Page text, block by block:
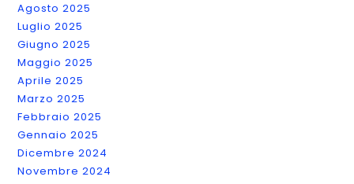
Agosto 2025
Luglio 2025
Giugno 2025
Maggio 2025
Aprile 2025
Marzo 2025
Febbraio 2025
Gennaio 2025
Dicembre 2024
Novembre 2024